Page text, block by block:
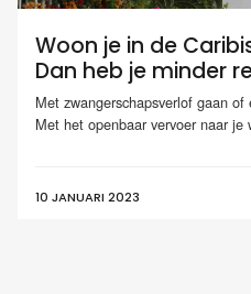
Woon je in de
Dan heb je minder
Met zwangerschapsverlof gaan
Met het openbaar vervoer naar
10 JANUARI 2023